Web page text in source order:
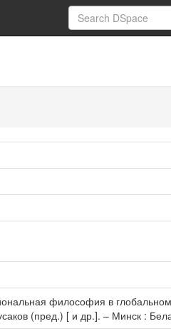
философия в
(пред.) [ и др.]. – Минск :